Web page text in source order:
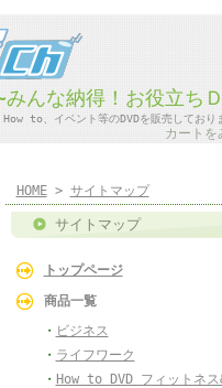
んな納得！お役立ち
to、イベント等のDVDを販売しており
カートを
HOME> サイトマップ
サイトマップ
トップページ
商品一覧
・ ビジネス
・ ライフワーク
・ How to DVD フィットネス